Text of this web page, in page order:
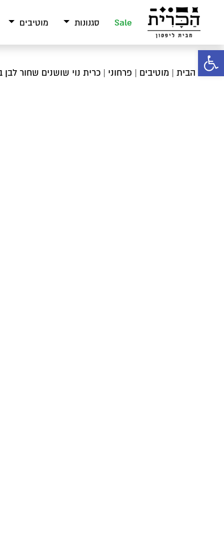
פתח סרגל נגישות
Sale סגנונות מוטיבים
עמוד הבית | מוטיבים | פרחוני | כרית נוי שושנים שחור